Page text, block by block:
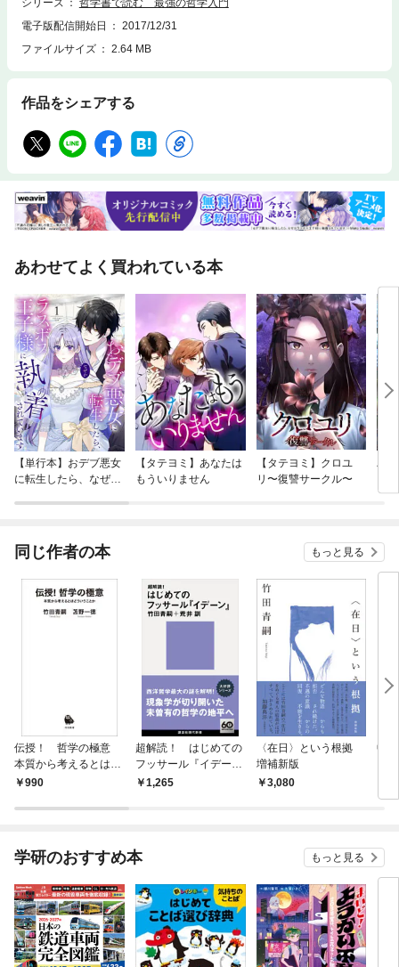
シリーズ
哲学書で読む 最強の哲学入門
電子版配信開始日
2017/12/31
ファイルサイズ
2.64 MB
作品をシェアする
あわせてよく買われている本
【単行本】おデブ悪女
に転生したら、なぜか
【タテヨミ】あなたは
もういりません
【タテヨミ】クロユ
リ〜復讐サークル〜
バ
今
同じ作者の本 もっと見る
伝授！ 哲学の極意
本質から考えるとはど
ういうことか
990
超解読！ はじめての
フッサール『イデー
ン』1,265
〈在日〉という根拠
増補新版
3,080
中
と
学研のおすすめ本 もっと見る